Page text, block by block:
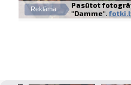
Reklāma
Pasūtot
"Damme".